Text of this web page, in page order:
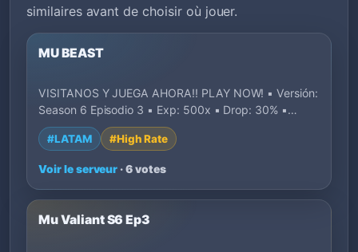
similaires avant de choisir où jouer.
MU BEAST
VISITANOS Y JUEGA AHORA!! PLAY NOW! ▪️ Versión:
Season 6 Episodio 3 ▪️ Exp: 500x ▪️ Drop: 30% ▪…
#LATAM #High Rate
Voir le serveur · 6 votes
Mu Valiant S6 Ep3